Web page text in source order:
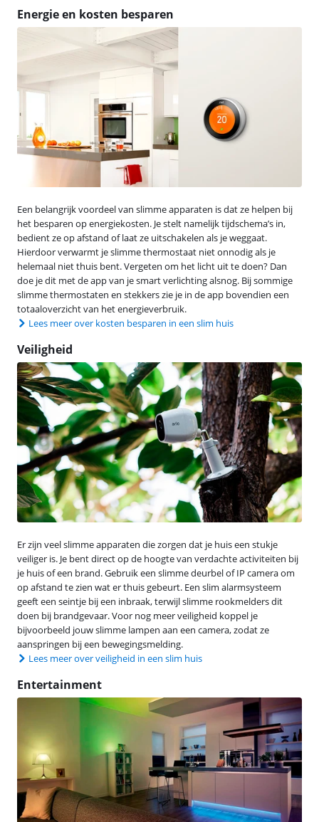
Energie en kosten besparen
Een belangrijk voordeel van slimme apparaten is dat ze helpen bij
het besparen op energiekosten. Je stelt namelijk tijdschema’s in,
bedient ze op afstand of laat ze uitschakelen als je weggaat.
Hierdoor verwarmt je slimme thermostaat niet onnodig als je
helemaal niet thuis bent. Vergeten om het licht uit te doen? Dan
doe je dit met de app van je smart verlichting alsnog. Bij sommige
slimme thermostaten en stekkers zie je in de app bovendien een
totaaloverzicht van het energieverbruik.
Lees meer over kosten besparen in een slim huis
Veiligheid
Er zijn veel slimme apparaten die zorgen dat je huis een stukje
veiliger is. Je bent direct op de hoogte van verdachte activiteiten bij
je huis of een brand. Gebruik een slimme deurbel of IP camera om
op afstand te zien wat er thuis gebeurt. Een slim alarmsysteem
geeft een seintje bij een inbraak, terwijl slimme rookmelders dit
doen bij brandgevaar. Voor nog meer veiligheid koppel je
bijvoorbeeld jouw slimme lampen aan een camera, zodat ze
aanspringen bij een bewegingsmelding.
Lees meer over veiligheid in een slim huis
Entertainment